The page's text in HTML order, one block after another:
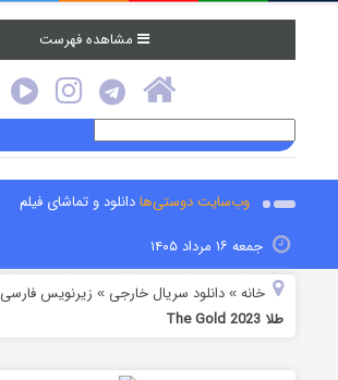
مشاهده فهرست
وب‌سایت دوستی‌هادانلود و تماشای فیلم
جمعه ۱۶ مرداد ۱۴۰۵
خانه »دانلود سریال خارجی » زیرنویس فارسی
طلا The Gold 2023